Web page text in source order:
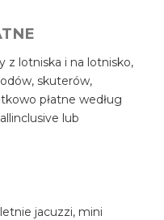
z lotniska i na lotnisko,
skuterów,
płatne według
lub
jacuzzi, mini